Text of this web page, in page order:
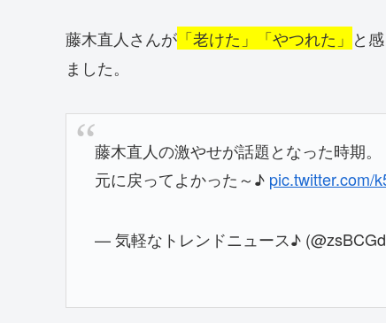
藤木直人さんが 「老けた」「やつれた」 と
ました。
藤木直人の激やせが話題となった時期。
元に戻ってよかった～♪ pic.twitter.com/
— 気軽なトレンドニュース♪